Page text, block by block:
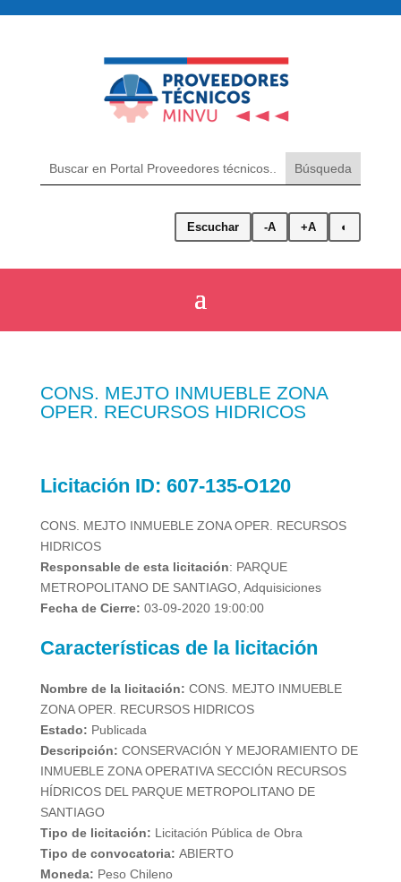
Escuchar -A +A ◐
CONS. MEJTO INMUEBLE ZONA
OPER. RECURSOS HIDRICOS
Licitación ID: 607-135-O120
CONS. MEJTO INMUEBLE ZONA OPER. RECURSOS
HIDRICOS
Responsable de esta licitación: PARQUE
METROPOLITANO DE SANTIAGO, Adquisiciones
Fecha de Cierre: 03-09-2020 19:00:00
Características de la licitación
Nombre de la licitación: CONS. MEJTO INMUEBLE
ZONA OPER. RECURSOS HIDRICOS
Estado: Publicada
Descripción: CONSERVACIÓN Y MEJORAMIENTO DE
INMUEBLE ZONA OPERATIVA SECCIÓN RECURSOS
HÍDRICOS DEL PARQUE METROPOLITANO DE
SANTIAGO
Tipo de licitación: Licitación Pública de Obra
Tipo de convocatoria: ABIERTO
Moneda: Peso Chileno